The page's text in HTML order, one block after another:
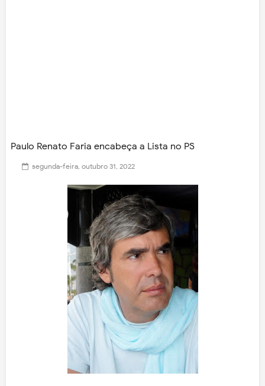
Paulo Renato Faria encabeça a Lista no PS
segunda-feira, outubro 31, 2022